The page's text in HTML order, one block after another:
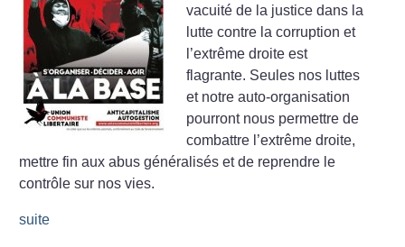
vacuité de la justice dans la
lutte contre la corruption et
l’extrême droite est
flagrante. Seules nos luttes
et notre auto-organisation
pourront nous permettre de
combattre l’extrême droite,
mettre fin aux abus généralisés et de reprendre le
contrôle sur nos vies.
suite